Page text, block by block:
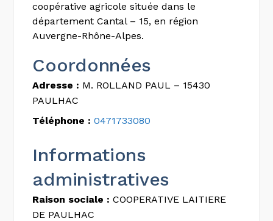
coopérative agricole située dans le
département Cantal – 15, en région
Auvergne-Rhône-Alpes.
Coordonnées
Adresse : M. ROLLAND PAUL – 15430
PAULHAC
Téléphone : 0471733080
Informations
administratives
Raison sociale : COOPERATIVE LAITIERE
DE PAULHAC